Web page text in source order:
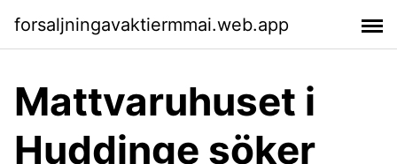
forsaljningavaktiermmai.web.app
Mattvaruhuset i
Huddinge söker